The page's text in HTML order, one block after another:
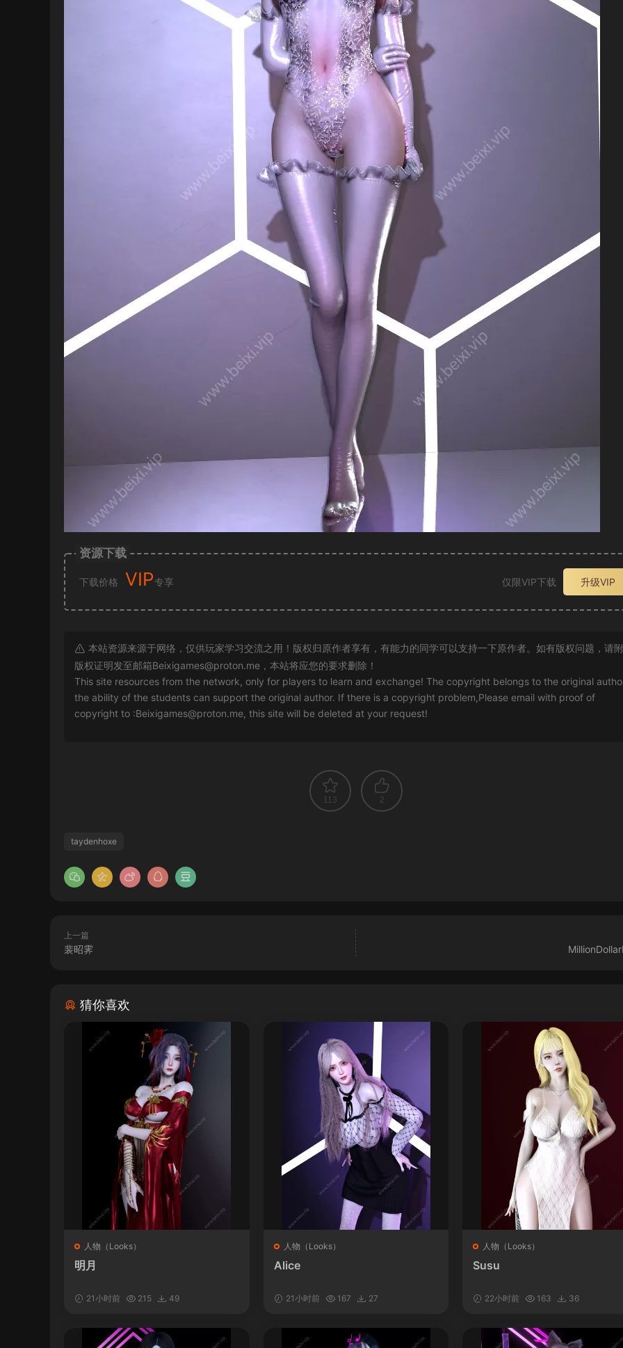
资源下载
下载价格 VIP专享 仅限VIP下载 升级VIP
本站资源来源于网络，仅供玩家学习交流之用！版权归原作者享有，有能力的同学可以支持一下原作者。如有版权问题，请
版权证明发至邮箱Beixigames@proton.me ，本站将应您的要求删除！
This site resources from the network, only for players to learn and exchange! The copyright belongs to the original
the ability of the students can support the original author. If there is a copyright problem,Please email with proof of
copyright to :Beixigames@proton.me, this site will be deleted at your request!
113 2
taydenhoxe
上一篇
裴昭霁
猜你喜欢
人物（Looks）
明月
21小时前 215 49
人物（Looks）
Alice
21小时前 167 27
人物（Looks）
Susu
22小时前 163 36